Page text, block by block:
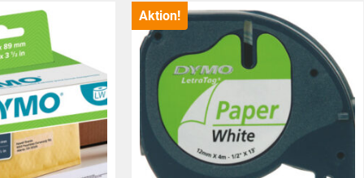
Aktion!